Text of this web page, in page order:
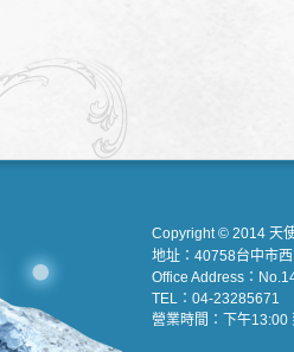
Copyright © 2014 天
地址：40758台中市
Office Address：
TEL：04-23285671
營業時間：下午13:00